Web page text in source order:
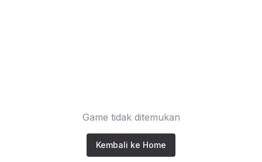
Game tidak ditemukan
Kembali ke Home